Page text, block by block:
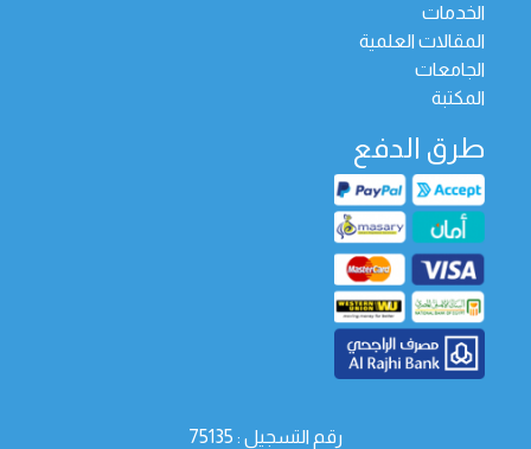
الخدمات
المقالات العلمية
الجامعات
المكتبة
طرق الدفع
رقم التسجيل : 75135